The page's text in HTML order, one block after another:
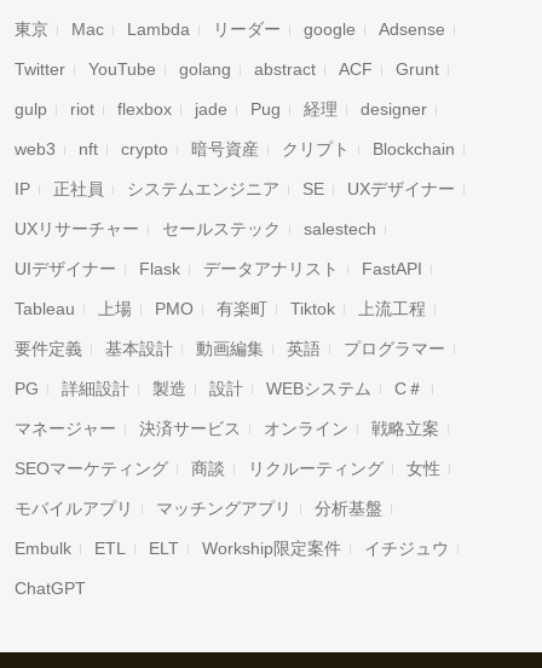
東京 Mac Lambda リーダー google Adsense
Twitter YouTube golang abstract ACF Grunt
gulp riot flexbox jade Pug 経理 designer
web3 nft crypto 暗号資産 クリプト Blockchain
IP 正社員 システムエンジニア SE UXデザイナー
UXリサーチャー セールステック salestech
UIデザイナー Flask データアナリスト FastAPI
Tableau 上場 PMO 有楽町 Tiktok 上流工程
要件定義 基本設計 動画編集 英語 プログラマー
PG 詳細設計 製造 設計 WEBシステム C＃
マネージャー 決済サービス オンライン 戦略立案
SEOマーケティング 商談 リクルーティング 女性
モバイルアプリ マッチングアプリ 分析基盤
Embulk ETL ELT Workship限定案件 イチジュウ
ChatGPT